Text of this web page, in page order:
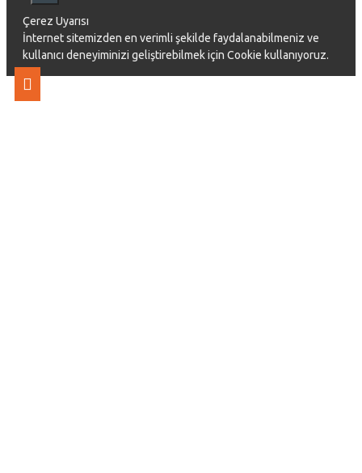
Çerez Uyarısı
İnternet sitemizden en verimli şekilde faydalanabilmeniz ve
kullanıcı deneyiminizi geliştirebilmek için Cookie kullanıyoruz.